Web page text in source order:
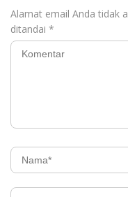
Alamat email Anda tidak
ditandai *